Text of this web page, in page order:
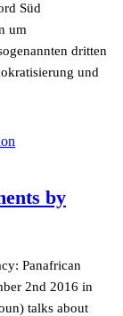
Süd
um
dritten
und
by
Panafrican
2nd 2016 in
talks about